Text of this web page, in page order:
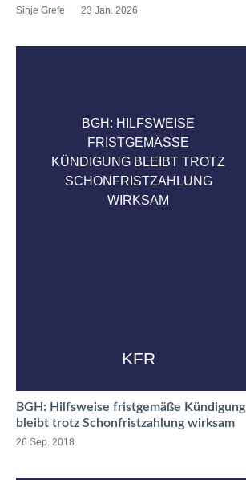
Sinje Grefe 23 Jan. 2026
BGH: HILFSWEISE
FRISTGEMÄSSE K
ÜNDIGUNG BLEIBT TROTZ S
CHONFRISTZAHLUNG W
IRKSAM
KFR
BGH: Hilfsweise fristgemäße Kündigung
bleibt trotz Schonfristzahlung wirksam
26 Sep. 2018